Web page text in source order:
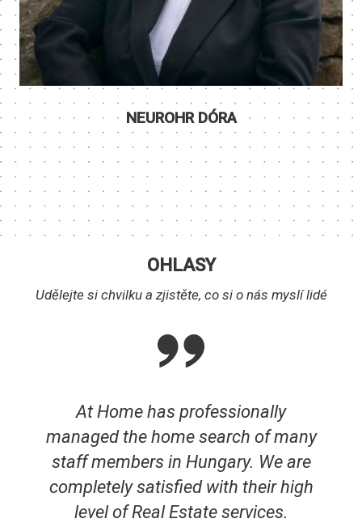
NEUROHR DÓRA
OHLASY
Udělejte si chvilku a zjistěte, co si o nás myslí lidé
At Home has professionally
managed the home search of many
staff members in Hungary. We are
completely satisfied with their high
level of Real Estate services.